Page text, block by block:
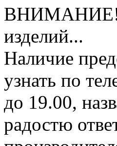
ВНИМАНИЕ!
изделий...
Наличие
узнать по
до 19.00,
радостю